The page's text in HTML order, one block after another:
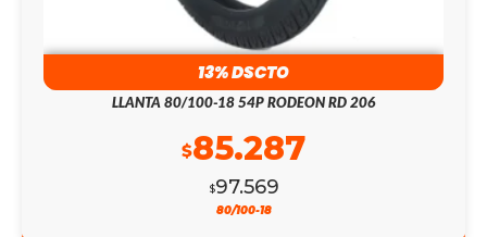
13% DSCTO
LLANTA 80/100-18 54P RODEON RD 206
$97.569
$85.287
80/100-18